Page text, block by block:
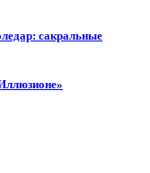
сакральные